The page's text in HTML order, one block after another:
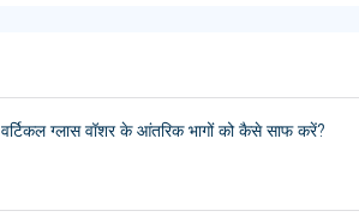
वर्टिकल ग्लास वॉशर के आंतरिक भागों को कैसे साफ करें?